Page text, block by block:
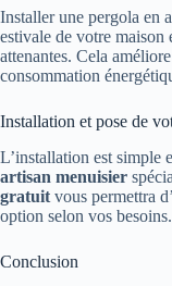
Installer une pergola en
estivale de votre maison
attenantes. Cela améliore
consommation
Installation et pose de
L’installation est simple
artisan menuisier
gratuit vous permettra
option selon vos besoins.
Conclusion